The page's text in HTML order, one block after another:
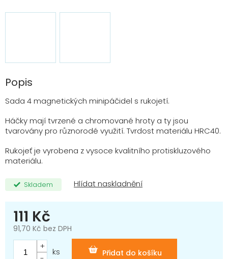
Popis
Sada 4 magnetických minipáčidel s rukojetí.
Háčky mají tvrzené a chromované hroty a ty jsou
tvarovány pro různorodé využití. Tvrdost materiálu HRC40.
Rukojeť je vyrobena z vysoce kvalitního protiskluzového
materiálu.
Skladem
111 Kč
91,70 Kč bez DPH
Měrná
cena:
Přidat do košíku
ks